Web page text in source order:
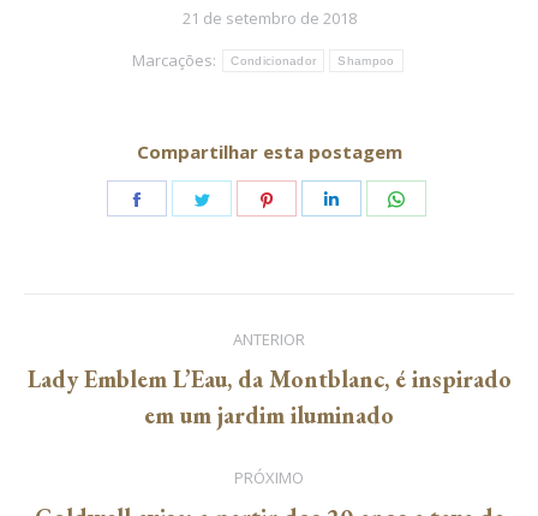
21 de setembro de 2018
Marcações:
Condicionador Shampoo
Compartilhar esta postagem
Share
Share
Share
Share
de
ANTERIOR
Post
anterior:
Lady Emblem L’Eau, da Montblanc, é inspirado
em um jardim iluminado
PRÓXIMO